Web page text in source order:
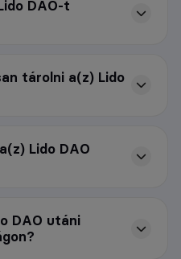
DAO-t
tárolni a(z) Lido
Lido DAO
DAO utáni